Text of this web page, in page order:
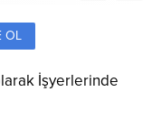
OL
İşyerlerinde